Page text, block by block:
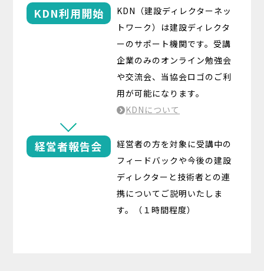
KDN利用開始
KDN（建設ディレクターネッ
トワーク）は建設ディレクタ
ーのサポート機関です。受講
企業のみのオンライン勉強会
や交流会、当協会ロゴのご利
用が可能になります。
KDNについて
経営者報告会
経営者の方を対象に受講中の
フィードバックや今後の建設
ディレクターと技術者との連
携についてご説明いたしま
す。（１時間程度）